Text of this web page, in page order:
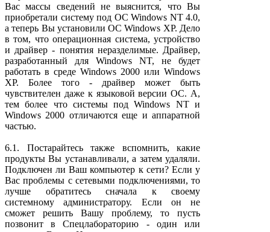
Вас массы сведений не выяснится, что Вы
приобретали систему под ОС Windows NT 4.0,
а теперь Вы установили ОС Windows XP. Дело
в том, что операционная система, устройство
и драйвер - понятия неразделимые. Драйвер,
разработанный для Windows NT, не будет
работать в среде Windows 2000 или Windows
XP. Более того - драйвер может быть
чувствителен даже к языковой версии ОС. А,
тем более что системы под Windows NT и
Windows 2000 отличаются еще и аппаратной
частью.
6.1. Постарайтесь также вспомнить, какие
продукты Вы устанавливали, а затем удаляли.
Подключен ли Ваш компьютер к сети? Если у
Вас проблемы с сетевыми подключениями, то
лучше обратитесь сначала к своему
системному администратору. Если он не
сможет решить Вашу проблему, то пусть
позвонит в Спецлабораторию - один или